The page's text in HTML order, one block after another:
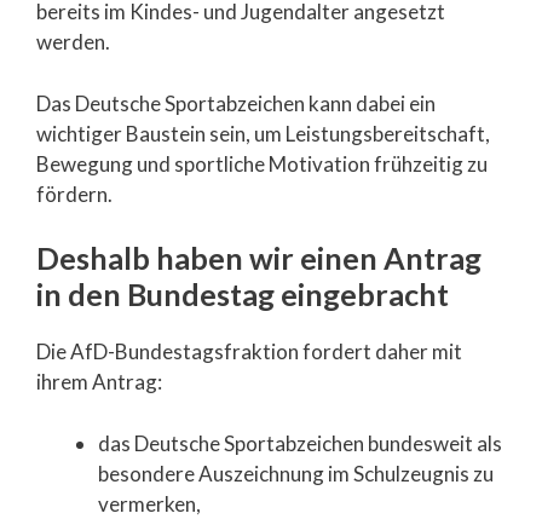
bereits im Kindes- und Jugendalter angesetzt
werden.
Das Deutsche Sportabzeichen kann dabei ein
wichtiger Baustein sein, um Leistungsbereitschaft,
Bewegung und sportliche Motivation frühzeitig zu
fördern.
Deshalb haben wir einen Antrag
in den Bundestag eingebracht
Die AfD-Bundestagsfraktion fordert daher mit
ihrem Antrag:
das Deutsche Sportabzeichen bundesweit als
besondere Auszeichnung im Schulzeugnis zu
vermerken,